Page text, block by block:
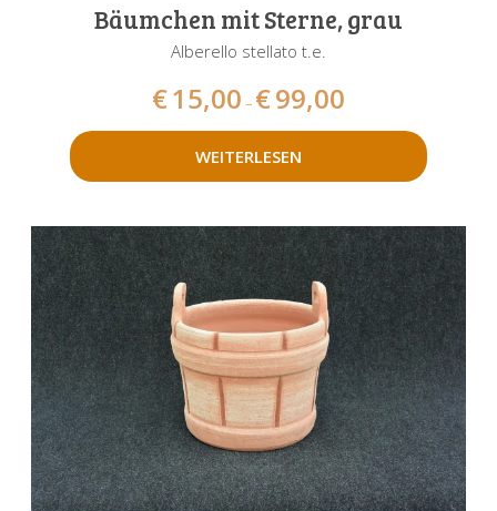
Bäumchen mit Sterne, grau
Alberello stellato t.e.
€15,00 – €99,00
WEITERLESEN